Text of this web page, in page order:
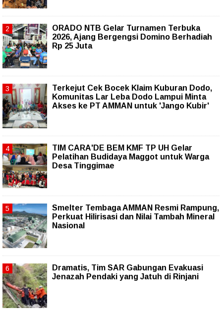
ORADO NTB Gelar Turnamen Terbuka
2026, Ajang Bergengsi Domino Berhadiah
Rp 25 Juta
Terkejut Cek Bocek Klaim Kuburan Dodo,
Komunitas Lar Leba Dodo Lampui Minta
Akses ke PT AMMAN untuk 'Jango Kubir'
TIM CARA'DE BEM KMF TP UH Gelar
Pelatihan Budidaya Maggot untuk Warga
Desa Tinggimae
Smelter Tembaga AMMAN Resmi Rampung,
Perkuat Hilirisasi dan Nilai Tambah Mineral
Nasional
Dramatis, Tim SAR Gabungan Evakuasi
Jenazah Pendaki yang Jatuh di Rinjani